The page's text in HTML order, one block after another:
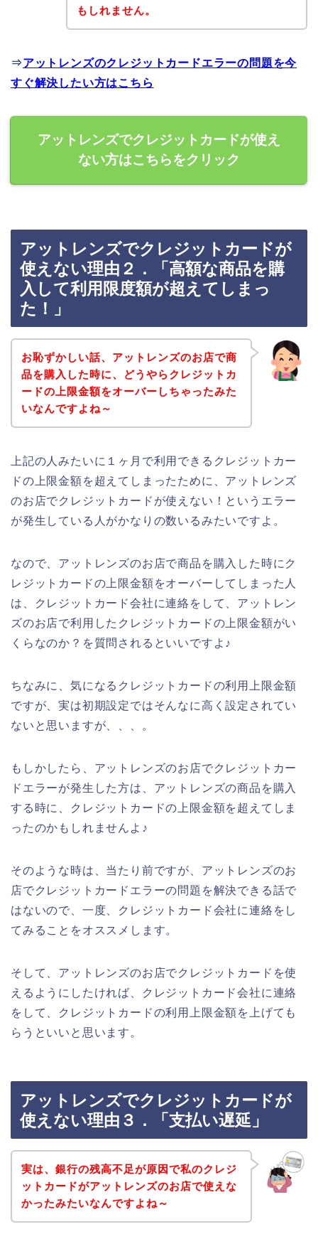
もしれません。
⇒アットレンズのクレジットカードエラーの問題を今
すぐ解決したい方はこちら
アットレンズでクレジットカードが使え
ない方はこちらをクリック
アットレンズでクレジットカードが
使えない理由２．「高額な商品を購
入して利用限度額が超えてしまっ
た！」
お恥ずかしい話、アットレンズのお店で商
品を購入した時に、どうやらクレジットカ
ードの上限金額をオーバーしちゃったみた
いなんですよね～
上記の人みたいに１ヶ月で利用できるクレジットカー
ドの上限金額を超えてしまったために、アットレンズ
のお店でクレジットカードが使えない！というエラー
が発生している人がかなりの数いるみたいですよ。
なので、アットレンズのお店で商品を購入した時にク
レジットカードの上限金額をオーバーしてしまった人
は、クレジットカード会社に連絡をして、アットレン
ズのお店で利用したクレジットカードの上限金額がい
くらなのか？を質問されるといいですよ♪
ちなみに、気になるクレジットカードの利用上限金額
ですが、実は初期設定ではそんなに高く設定されてい
ないと思いますが、、、。
もしかしたら、アットレンズのお店でクレジットカー
ドエラーが発生した方は、アットレンズの商品を購入
する時に、クレジットカードの上限金額を超えてしま
ったのかもしれませんよ♪
そのような時は、当たり前ですが、アットレンズのお
店でクレジットカードエラーの問題を解決できる話で
はないので、一度、クレジットカード会社に連絡をし
てみることをオススメします。
そして、アットレンズのお店でクレジットカードを使
えるようにしたければ、クレジットカード会社に連絡
をして、クレジットカードの利用上限金額を上げても
らうといいと思います。
アットレンズでクレジットカードが
使えない理由３．「支払い遅延」
実は、銀行の残高不足が原因で私のクレジ
ットカードがアットレンズのお店で使えな
かったみたいなんですよね～